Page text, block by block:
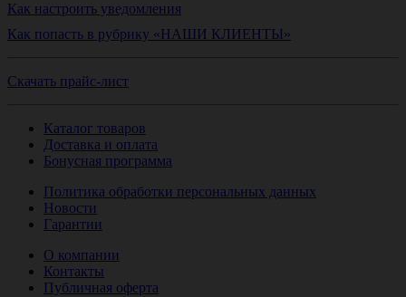
Как настроить уведомления
Как попасть в рубрику «НАШИ КЛИЕНТЫ»
Скачать прайс-лист
Каталог товаров
Доставка и оплата
Бонусная программа
Политика обработки персональных данных
Новости
Гарантии
О компании
Контакты
Публичная оферта